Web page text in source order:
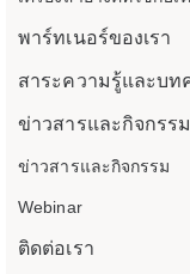
พาร์ทเนอร์ของเรา
สาระความรู้และบท
ข่าวสารและกิจกรรม
ข่าวสารและกิจกรรม
Webinar
ติดต่อเรา